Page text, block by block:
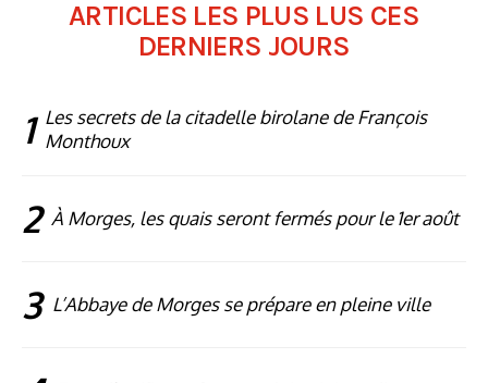
ARTICLES LES PLUS LUS CES
DERNIERS JOURS
1 Les secrets de la citadelle birolane de François
Monthoux
2 À Morges, les quais seront fermés pour le 1er août
3 L’Abbaye de Morges se prépare en pleine ville